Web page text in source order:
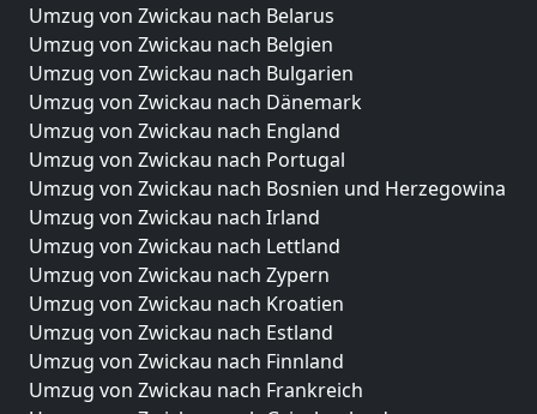
Umzug von Zwickau nach Belarus
Umzug von Zwickau nach Belgien
Umzug von Zwickau nach Bulgarien
Umzug von Zwickau nach Dänemark
Umzug von Zwickau nach England
Umzug von Zwickau nach Portugal
Umzug von Zwickau nach Bosnien und Herzegowina
Umzug von Zwickau nach Irland
Umzug von Zwickau nach Lettland
Umzug von Zwickau nach Zypern
Umzug von Zwickau nach Kroatien
Umzug von Zwickau nach Estland
Umzug von Zwickau nach Finnland
Umzug von Zwickau nach Frankreich